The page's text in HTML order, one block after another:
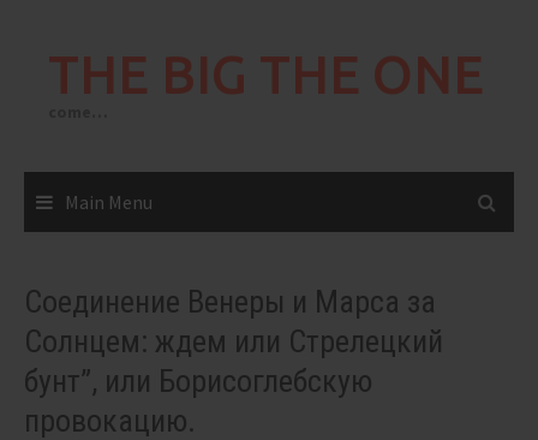
THE BIG THE ONE
Main Menu
Соединение Венеры и Марса за
Солнцем: ждем или Стрелецкий
бунт”, или Борисоглебскую
провокацию.